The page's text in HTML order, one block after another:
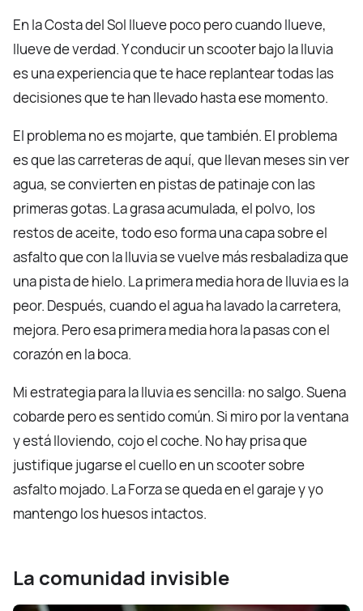
En la Costa del Sol llueve poco pero cuando llueve,
llueve de verdad. Y conducir un scooter bajo la lluvia
es una experiencia que te hace replantear todas las
decisiones que te han llevado hasta ese momento.
El problema no es mojarte, que también. El problema
es que las carreteras de aquí, que llevan meses sin ver
agua, se convierten en pistas de patinaje con las
primeras gotas. La grasa acumulada, el polvo, los
restos de aceite, todo eso forma una capa sobre el
asfalto que con la lluvia se vuelve más resbaladiza que
una pista de hielo. La primera media hora de lluvia es la
peor. Después, cuando el agua ha lavado la carretera,
mejora. Pero esa primera media hora la pasas con el
corazón en la boca.
Mi estrategia para la lluvia es sencilla: no salgo. Suena
cobarde pero es sentido común. Si miro por la ventana
y está lloviendo, cojo el coche. No hay prisa que
justifique jugarse el cuello en un scooter sobre
asfalto mojado. La Forza se queda en el garaje y yo
mantengo los huesos intactos.
La comunidad invisible